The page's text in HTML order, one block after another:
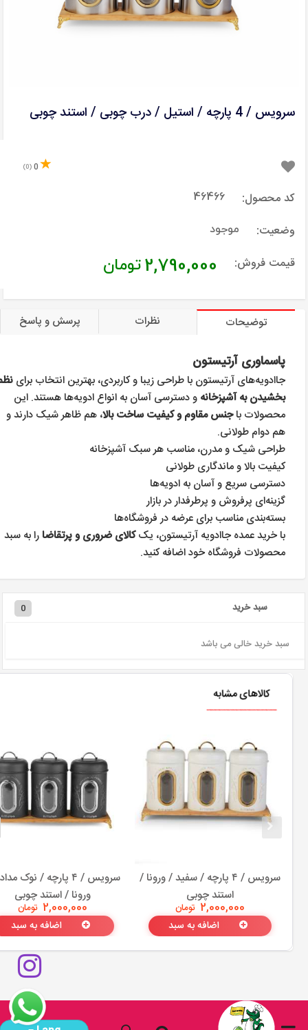
سرویس / 4 پارچه / استیل / درب چوبی / استند چوبی
0
(0)
کد محصول: 46466
وضعیت: موجود
قیمت فروش: 2,790,000 تومان
توضیحات نظرات پرسش و پاسخ
پاسماوری آرتیستون
جاادویه‌های آرتیستون با طراحی زیبا و کاربردی، بهترین انتخاب برای
بخشیدن به آشپزخانه و دسترسی آسان به انواع ادویه‌ها هستند. این
محصولات باجنس مقاوم و کیفیت ساخت بالا، هم ظاهر شیک دارند و
هم دوام طولانی.
طراحی شیک و مدرن، مناسب هر سبک آشپزخانه
کیفیت بالا و ماندگاری طولانی
دسترسی سریع و آسان به ادویه‌ها
گزینه‌ای پرفروش و پرطرفدار در بازار
بسته‌بندی مناسب برای عرضه در فروشگاه‌ها
با خرید عمده جاادویه آرتیستون، یککالای ضروری و پرتقاضا را به سبد
محصولات فروشگاه خود اضافه کنید.
سبد خرید 0
سبد خرید خالی می باشد
کالاهای مشابه
سرویس / ۴ پارچه / سفید / ورونا /
استند چوبی
2,000,000 تومان
اضافه به سبد
سرویس / ۴ پارچه / نوک
ورونا / استند چوبی
2,000,000 تومان
اضافه به سبد